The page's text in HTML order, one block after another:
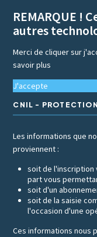
REMARQUE !
autres
Merci de cliquer sur
savoir plus
J'accepte
CNIL -
Les informations que
proviennent :
soit de l'inscription
part vous
soit d'un
soit de la saisie
l'occasion d'une
Ces informations nous